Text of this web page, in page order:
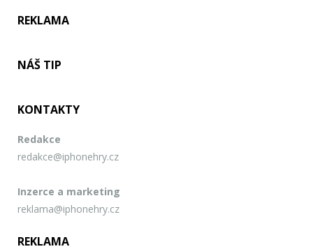
REKLAMA
NÁŠ TIP
KONTAKTY
Redakce
redakce@iphonehry.cz
Inzerce a marketing
reklama@iphonehry.cz
REKLAMA